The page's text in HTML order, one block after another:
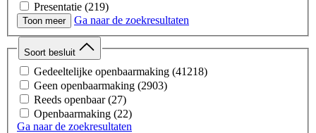
Presentatie (219)
Spreadsheet (137)
Afbeelding (2)
Webpagina (1)
Toon meer Ga naar de zoekresultaten
Soort besluit
Gedeeltelijke openbaarmaking (41218)
Geen openbaarmaking (2903)
Reeds openbaar (27)
Openbaarmaking (22)
Ga naar de zoekresultaten